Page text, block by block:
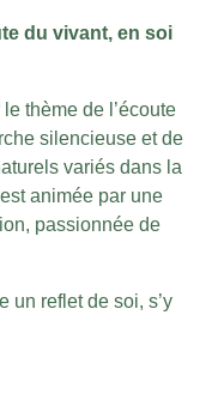
du vivant, en soi
thème de l’écoute
silencieuse et de
variés dans la
animée par une
passionnée de
un reflet de soi, s’y